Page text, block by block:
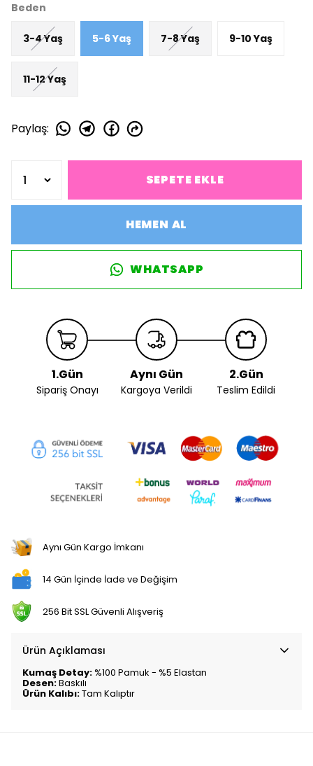
Beden
3-4 Yaş 5-6 Yaş 7-8 Yaş 9-10 Yaş
11-12 Yaş
Paylaş:
SEPETE EKLE
HEMEN AL
WHATSAPP
1.Gün
Sipariş Onayı
Aynı Gün
Kargoya Verildi
2.Gün
Teslim Edildi
Aynı Gün Kargo İmkanı
14 Gün İçinde İade ve Değişim
256 Bit SSL Güvenli Alışveriş
Ürün Açıklaması
Kumaş Detay:%100 Pamuk - %5 Elastan
Desen:Baskılı
Ürün Kalıbı:Tam Kalıptır